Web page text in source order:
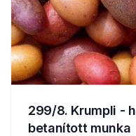
299/8. Krumpli -
betanított munka